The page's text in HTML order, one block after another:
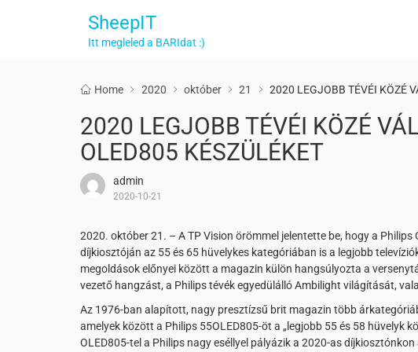
SheepIT
Itt megleled a BARIdat :)
Home 2020 október 21 2020 LEGJOBB TÉVÉI KÖZÉ
2020 LEGJOBB TÉVÉI KÖZÉ
OLED805 KÉSZÜLÉKET
admin
2020-10-21
2020. október 21. – A TP Vision örömmel jelentette be, hogy a
díjkiosztóján az 55 és 65 hüvelykes kategóriában is a legjobb
megoldások előnyei között a magazin külön hangsúlyozta a
vezető hangzást, a Philips tévék egyedülálló Ambilight világítását,
Az 1976-ban alapított, nagy presztízsű brit magazin több
amelyek között a Philips 55OLED805-öt a „legjobb 55 és 58 hüvelyk
OLED805-tel a Philips nagy eséllyel pályázik a 2020-as